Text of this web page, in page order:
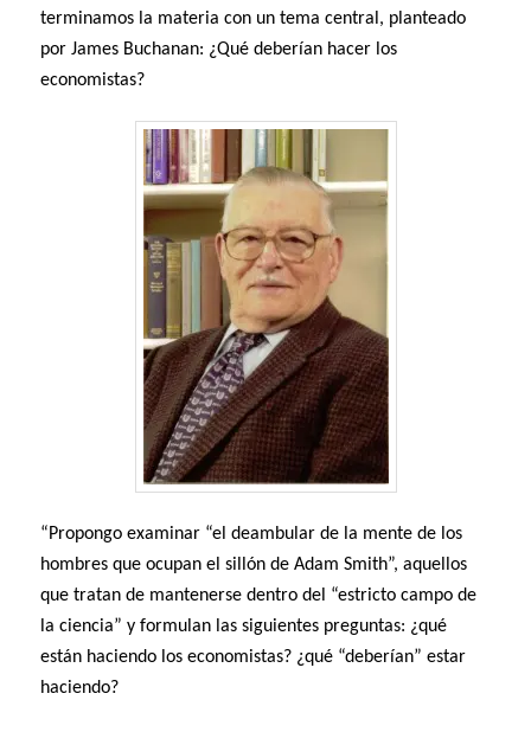
terminamos la materia con un tema central, planteado
por James Buchanan: ¿Qué deberían hacer los
economistas?
“Propongo examinar “el deambular de la mente de los
hombres que ocupan el sillón de Adam Smith”, aquellos
que tratan de mantenerse dentro del “estricto campo de
la ciencia” y formulan las siguientes preguntas: ¿qué
están haciendo los economistas? ¿qué “deberían” estar
haciendo?